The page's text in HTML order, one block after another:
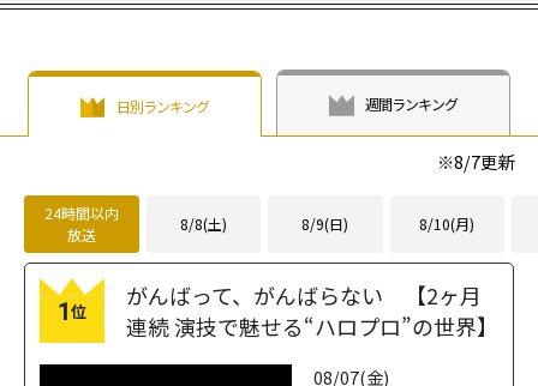
日別ランキング 週間ランキング
※8/7更新
24時間以内
放送
8/8(土) 8/9(日) 8/10(月)
1位
がんばって、がんばらない 【2ヶ月
連続 演技で魅せる“ハロプロ”の世界】
08/07(金)